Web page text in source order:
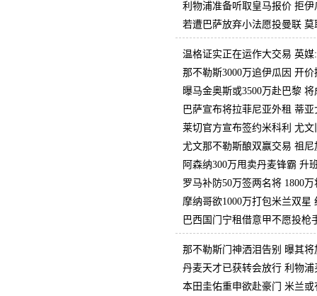
利物浦准备听取皇马报价 拒伊
若遭巴萨放弃小法愿投曼联
温格证实正在运作大交易 英
那不勒斯3000万追伊瓜因 开
曝马金奥斯或3500万赴巴黎
巴萨宣布将拉菲尼亚外租 蒂
莱切官方宣布签约米科利 尤
尤文那不勒斯酿双赢交易 祖尼
阿森纳300万甩卖丹麦锋霸 升
罗马补防50万签两名将 1800
摩纳哥欲1000万打包米兰双星
巴西国门宁租借意甲不愿投枪
那不勒斯门神洒泪告别 曝其
丹麦天才已获转会放行 利物浦
本田圭佑重申欲赴豪门 米兰